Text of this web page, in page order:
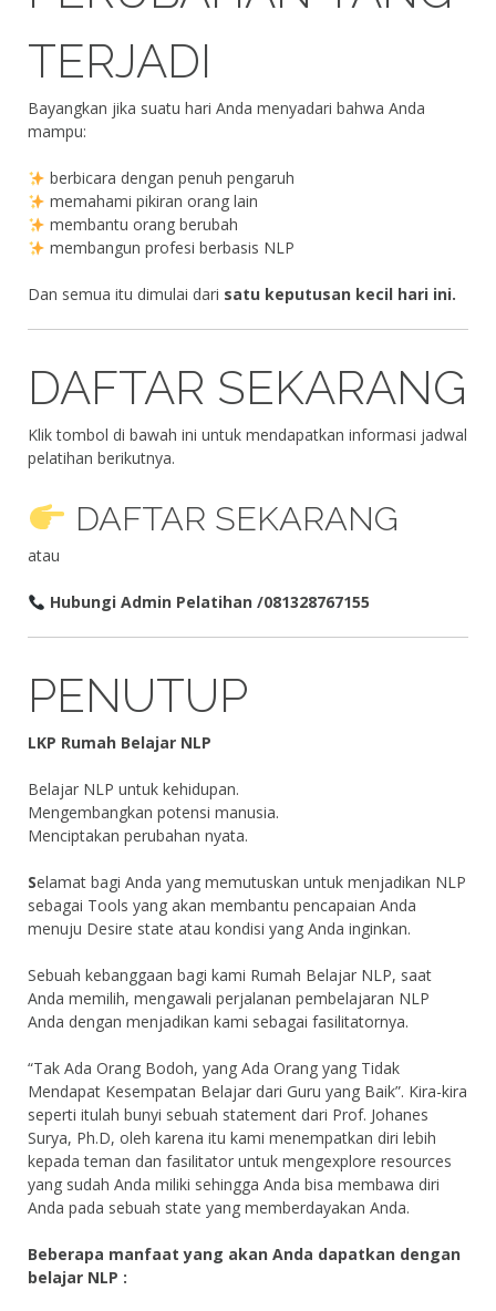
TERJADI
Bayangkan jika suatu hari Anda menyadari bahwa Anda
mampu:
berbicara dengan penuh pengaruh
memahami pikiran orang lain
membantu orang berubah
membangun profesi berbasis NLP
Dan semua itu dimulai dari satu keputusan kecil hari ini.
DAFTAR SEKARANG
Klik tombol di bawah ini untuk mendapatkan informasi jadwal
pelatihan berikutnya.
DAFTAR SEKARANG
atau
Hubungi Admin Pelatihan /081328767155
PENUTUP
LKP Rumah Belajar NLP
Belajar NLP untuk kehidupan.
Mengembangkan potensi manusia.
Menciptakan perubahan nyata.
Selamat bagi Anda yang memutuskan untuk menjadikan NLP
sebagai Tools yang akan membantu pencapaian Anda
menuju Desire state atau kondisi yang Anda inginkan.
Sebuah kebanggaan bagi kami Rumah Belajar NLP, saat
Anda memilih, mengawali perjalanan pembelajaran NLP
Anda dengan menjadikan kami sebagai fasilitatornya.
“Tak Ada Orang Bodoh, yang Ada Orang yang Tidak
Mendapat Kesempatan Belajar dari Guru yang Baik”. Kira-kira
seperti itulah bunyi sebuah statement dari Prof. Johanes
Surya, Ph.D, oleh karena itu kami menempatkan diri lebih
kepada teman dan fasilitator untuk mengexplore resources
yang sudah Anda miliki sehingga Anda bisa membawa diri
Anda pada sebuah state yang memberdayakan Anda.
Beberapa manfaat yang akan Anda dapatkan dengan
belajar NLP :